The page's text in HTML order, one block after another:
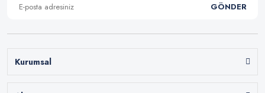
GÖNDER
Kurumsal